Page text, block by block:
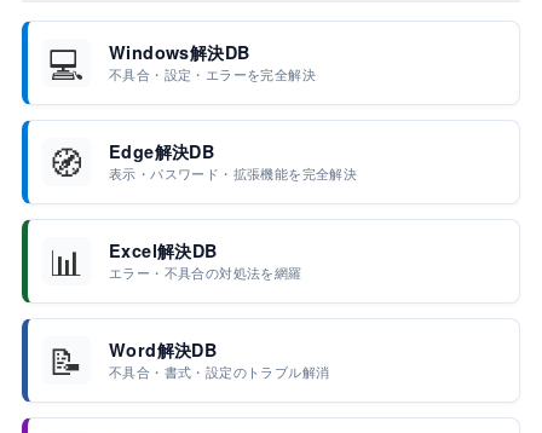
💻 Windows解決DB
不具合・設定・エラーを完全解決
🧭 Edge解決DB
表示・パスワード・拡張機能を完全解決
📊 Excel解決DB
エラー・不具合の対処法を網羅
📝 Word解決DB
不具合・書式・設定のトラブル解消